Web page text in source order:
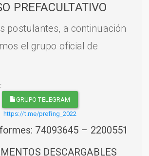
PREFACULTATIVO
postulantes, a continuación
el grupo oficial de
GRUPO TELEGRAM
https://t.me/prefing_2022
74093645 – 2200551
DESCARGABLES